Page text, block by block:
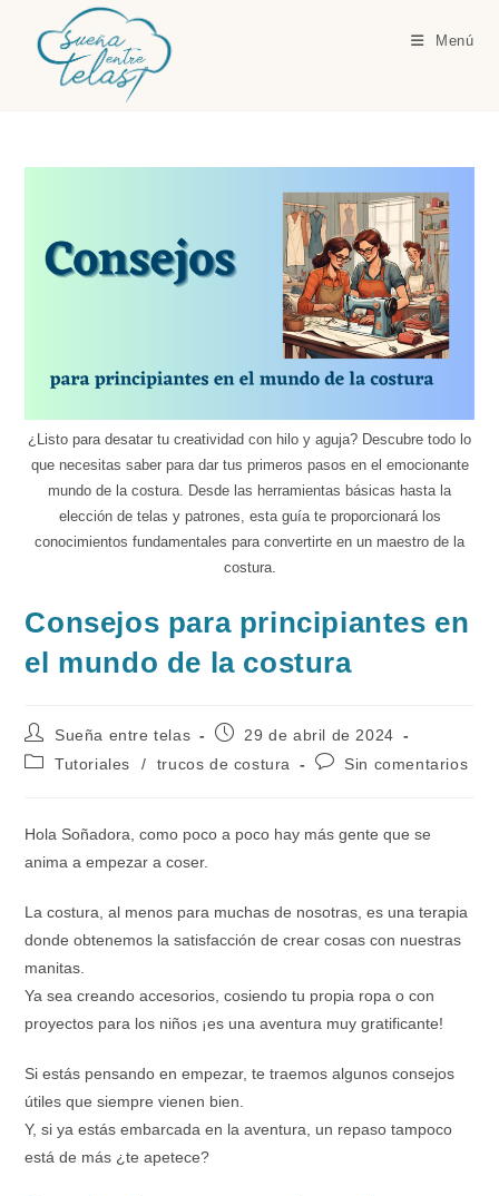
contenido
Menú
¿Listo para desatar tu creatividad con hilo y aguja? Descubre todo lo
que necesitas saber para dar tus primeros pasos en el emocionante
mundo de la costura. Desde las herramientas básicas hasta la
elección de telas y patrones, esta guía te proporcionará los
conocimientos fundamentales para convertirte en un maestro de la
costura.
Consejos para principiantes en
el mundo de la costura
Autor
de
la
Sueña entre telas
Publicación
la
29 de abril de 2024
Categoría
entrada:
Tutoriales / trucos de costura
Comentarios
entrada:
Sin comentarios
Hola Soñadora, como poco a poco hay más gente que se
anima a empezar a coser.
La costura, al menos para muchas de nosotras, es una terapia
donde obtenemos la satisfacción de crear cosas con nuestras
manitas.
Ya sea creando accesorios, cosiendo tu propia ropa o con
proyectos para los niños ¡es una aventura muy gratificante!
Si estás pensando en empezar, te traemos algunos consejos
útiles que siempre vienen bien.
Y, si ya estás embarcada en la aventura, un repaso tampoco
está de más ¿te apetece?